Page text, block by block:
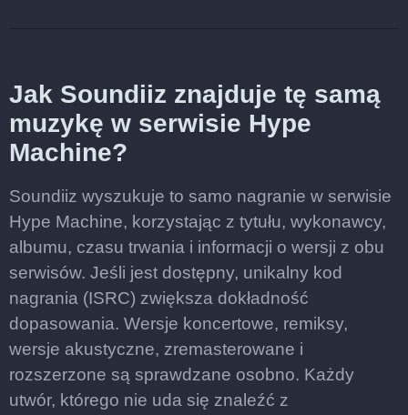
Jak Soundiiz znajduje tę samą
muzykę w serwisie Hype
Machine?
Soundiiz wyszukuje to samo nagranie w serwisie
Hype Machine, korzystając z tytułu, wykonawcy,
albumu, czasu trwania i informacji o wersji z obu
serwisów. Jeśli jest dostępny, unikalny kod
nagrania (ISRC) zwiększa dokładność
dopasowania. Wersje koncertowe, remiksy,
wersje akustyczne, zremasterowane i
rozszerzone są sprawdzane osobno. Każdy
utwór, którego nie uda się znaleźć z